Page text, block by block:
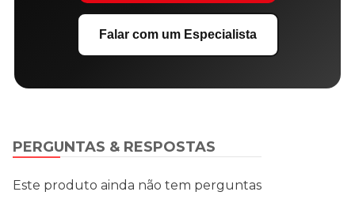
Falar com um Especialista
PERGUNTAS & RESPOSTAS
Este produto ainda não tem perguntas